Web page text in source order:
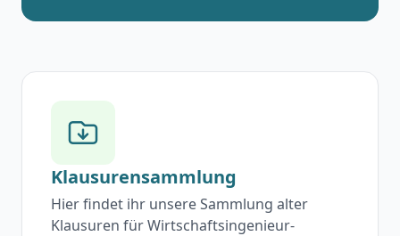
Klausurensammlung
Hier findet ihr unsere Sammlung alter
Klausuren für Wirtschaftsingenieur-